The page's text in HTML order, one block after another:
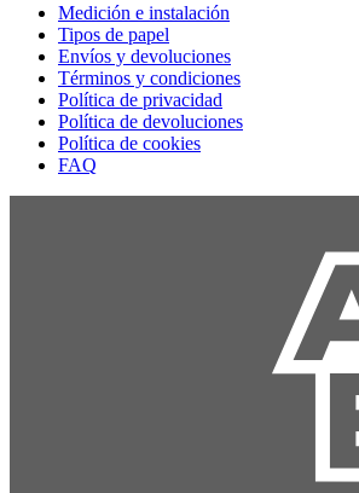
Medición e instalación
Tipos de papel
Envíos y devoluciones
Términos y condiciones
Política de privacidad
Política de devoluciones
Política de cookies
FAQ